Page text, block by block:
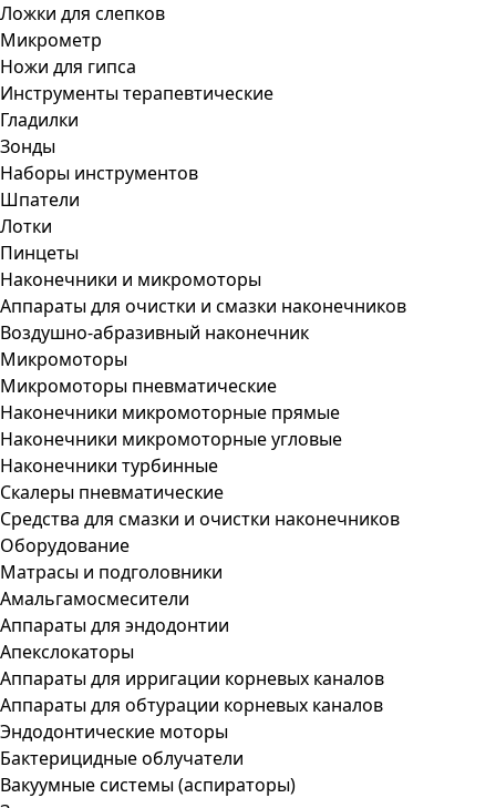
Ложки для слепков
Микрометр
Ножи для гипса
Инструменты терапевтические
Гладилки
Зонды
Наборы инструментов
Шпатели
Лотки
Пинцеты
Наконечники и микромоторы
Аппараты для очистки и смазки наконечников
Воздушно-абразивный наконечник
Микромоторы
Микромоторы пневматические
Наконечники микромоторные прямые
Наконечники микромоторные угловые
Наконечники турбинные
Скалеры пневматические
Средства для смазки и очистки наконечников
Оборудование
Матрасы и подголовники
Амальгамосмесители
Аппараты для эндодонтии
Апекслокаторы
Аппараты для ирригации корневых каналов
Аппараты для обтурации корневых каналов
Эндодонтические моторы
Бактерицидные облучатели
Вакуумные системы (аспираторы)